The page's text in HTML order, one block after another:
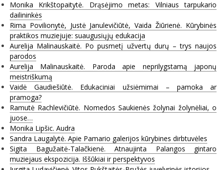
Monika Krikštopaitytė. Drąsėjimo metas: Vilniaus tarpukario
dailininkės
Rima Povilionytė, Justė Janulevičiūtė, Vaida Žiūrienė. Kūrybinės
praktikos muziejuje: suaugusiųjų edukacija
Aurelija Malinauskaitė. Po pusmetį užvertų durų – trys naujos
parodos
Aurelija Malinauskaitė. Paroda apie neprilygstamą japonų
meistriškumą
Vaidė Gaudiešiūtė. Edukaciniai užsiėmimai – pamoka ar
pramoga?
Ramutė Rachlevičiūtė. Nomedos Saukienės žolynai žolynėliai, o
juose…
Monika Lipšic. Audra
Sandra Laugalytė. Apie Pamario galerijos kūrybines dirbtuvėles
Sigita Bagužaitė-Talačkienė. Atnaujinta Palangos gintaro
muziejaus ekspozicija. Iššūkiai ir perspektyvos